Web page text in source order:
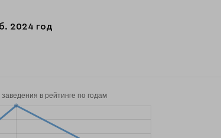
2024 год